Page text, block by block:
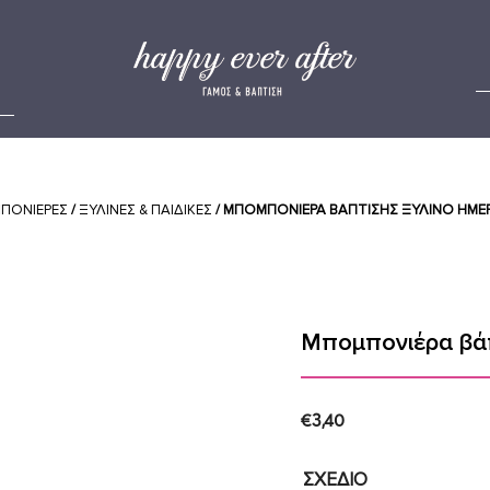
/ΞΥΛΙΝΕΣ & ΠΑΙΔΙΚΕΣ / ΜΠΟΜΠΟΝΙΈΡΑ ΒΆΠΤΙΣΗΣ ΞΎΛΙΝΟ
Μπομπονιέρα
€3,40
ΣΧΕΔΙΟ